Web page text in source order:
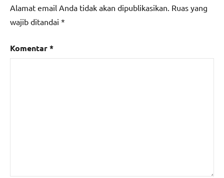
Alamat email Anda tidak akan dipublikasikan. Ruas yang
wajib ditandai *
Komentar*